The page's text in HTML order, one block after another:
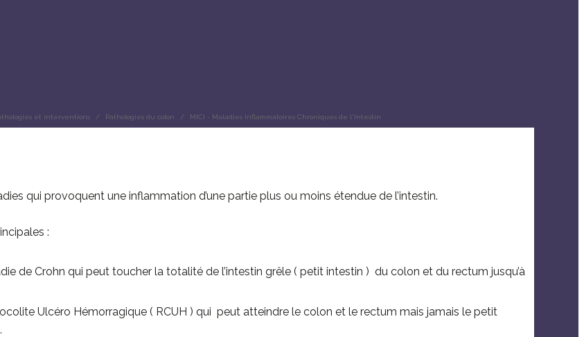
et interventions Pathologies du colon MICI - Maladies Inflammatoires Chroniques de l'Intestin
qui provoquent une inflammation d’une partie plus ou moins étendue de l’intestin.
:
de Crohn qui peut toucher la totalité de l’intestin grêle ( petit intestin ) du colon et du rectum jusqu’à
Ulcéro Hémorragique ( RCUH ) qui peut atteindre le colon et le rectum mais jamais le petit